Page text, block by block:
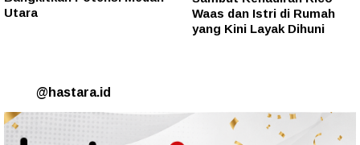
Utara
Waas dan Istri di Rumah
yang Kini Layak Dihuni
@hastara.id